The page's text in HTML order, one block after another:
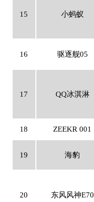
15 小蚂蚁
16 驱逐舰05
17 QQ冰淇淋
18 ZEEKR 001
19 海豹
20 东风风神E70